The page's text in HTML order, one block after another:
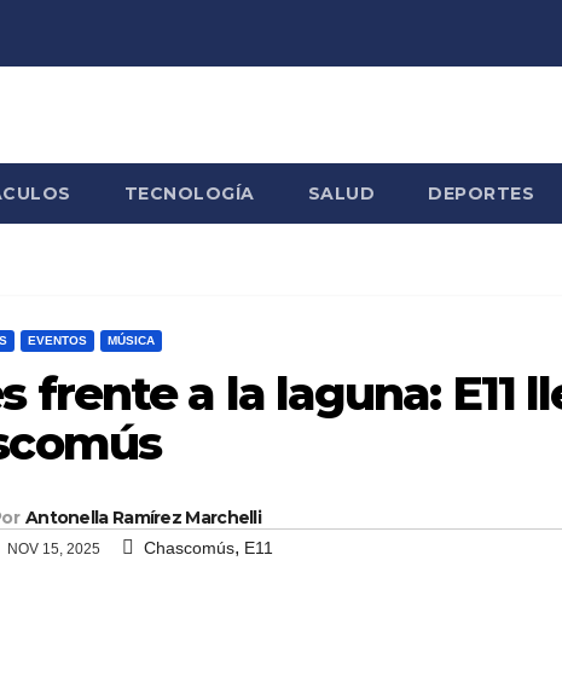
TECNOLOGÍA SALUD DEPORTES
EVENTOS MÚSICA
frente a la laguna: E11
Antonella Ramírez Marchelli
NOV 15, 2025 Chascomús, E11